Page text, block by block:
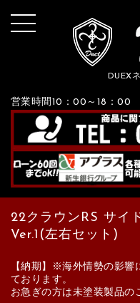
DUEX
営業時間10：00～18：00
22クラウンRS サイ
Ver.1(左右セット)
【納期】※海外情勢の影響
ております。
お急ぎの方は未塗装製品の